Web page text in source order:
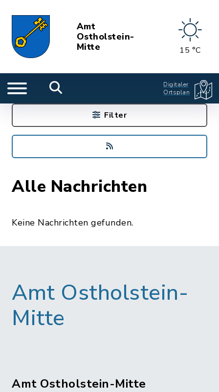
Amt
Ostholstein-
Mitte
15 °C
Digitaler
Ortsplan
Alle Nachrichten
Keine Nachrichten gefunden.
Filter
Amt Ostholstein-
Mitte
Amt Ostholstein-Mitte